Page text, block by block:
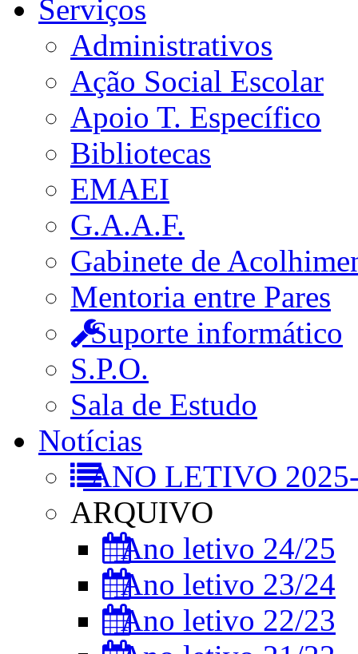
Serviços
Administrativos
Ação Social Escolar
Apoio T. Específico
Bibliotecas
EMAEI
G.A.A.F.
Gabinete de
Mentoria entre Pares
Suporte informático
S.P.O.
Sala de Estudo
Notícias
ANO LETIVO
ARQUIVO
Ano letivo 24/25
Ano letivo 23/24
Ano letivo 22/23